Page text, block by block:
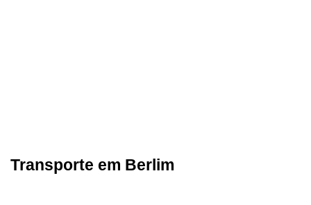
Transporte em Berlim